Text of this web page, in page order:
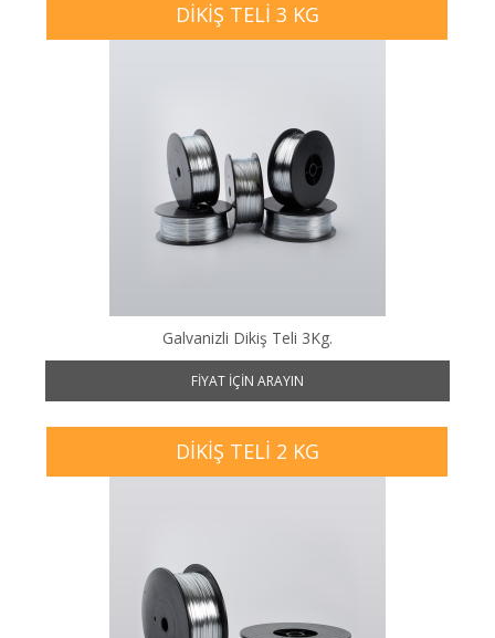
DIKIŞ TELI 3 KG
Galvanizli Dikiş Teli 3Kg.
FIYAT IÇIN ARAYIN
DIKIŞ TELI 2 KG